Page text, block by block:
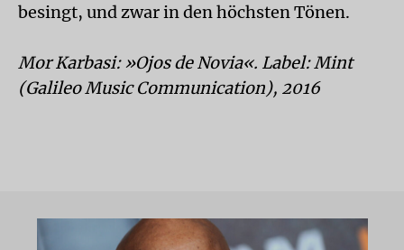
besingt, und zwar in den höchsten Tönen.
Mor Karbasi: »Ojos de Novia«. Label: Mint
(Galileo Music Communication), 2016